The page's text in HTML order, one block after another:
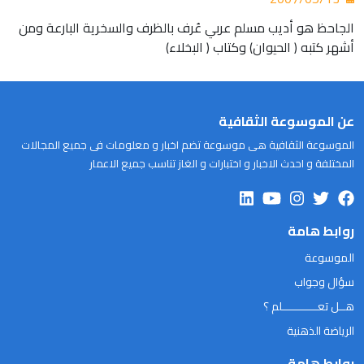
الجاحظ هو أديب مسلم عربي عُرف بالظرف والسخرية البارعة ومن
أشهر كتبه ( الحيوان) وكتاب ( البخلاء)
عن الموسوعة الثقافية
الموسوعة الثقافية هى موسوعة تضم اخبار و معلومات فى جميع المجالات
المختلفة و احدث الاخبار و اختبارات و الغاز تناسب جميع الاعمار
روابط هامة
الموسوعة
سؤال وجواب
هــل تعـــــــــــلم ؟
الرياضة الذهنية